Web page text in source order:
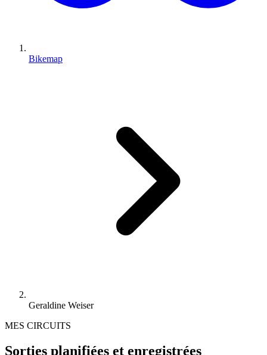
Bikemap
Geraldine Weiser
MES CIRCUITS
Sorties planifiées et enregistrées